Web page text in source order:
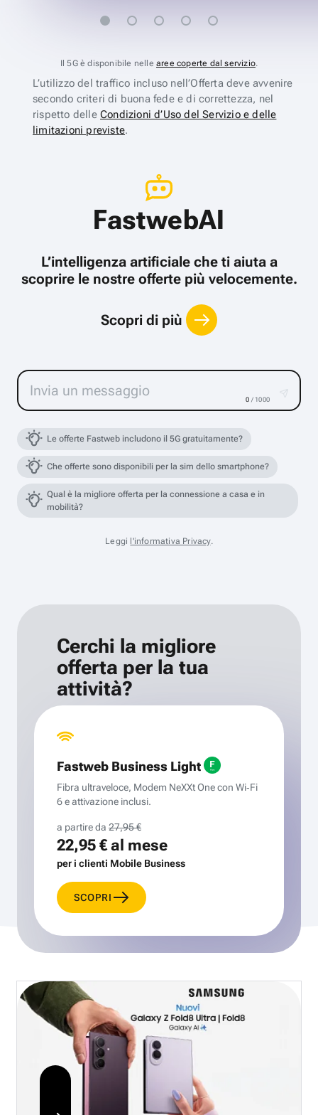
Il 5G è disponibile nelle aree coperte dal servizio.
L’utilizzo del traffico incluso nell’Offerta deve avvenire
secondo criteri di buona fede e di correttezza, nel
rispetto delle Condizioni d’Uso del Servizio e delle
limitazioni previste.
FastwebAI
L’intelligenza artificiale che ti aiuta a
scoprire le nostre offerte più velocemente.
Scopri di più
0 / 1000
Le offerte Fastweb includono il 5G gratuitamente?
Che offerte sono disponibili per la sim dello smartphone?
Qual è la migliore offerta per la connessione a casa e in
mobilità?
Leggi l'informativa Privacy.
Cerchi la migliore
offerta per la tua
attività?
Fastweb Business Light
Fibra ultraveloce, Modem NeXXt One con Wi‑Fi
6 e attivazione inclusi.
a partire da 27,95 €
22,95 €al mese
per i clienti Mobile Business
SCOPRI